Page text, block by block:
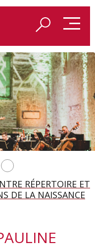
SALZBOURG, UNE
ROMEO
RÉPERTOIRE ET
DE LA NAISSANCE
DU RING
AVAIENT
CISELÉ »